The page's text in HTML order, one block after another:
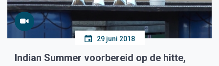
29 juni 2018
Indian Summer voorbereid op de hitte,